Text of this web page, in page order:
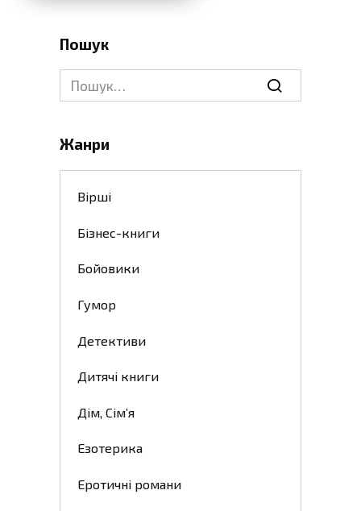
Пошук
Search
for:
Жанри
Вірші
Бізнес-книги
Бойовики
Гумор
Детективи
Дитячі книги
Дім, Сім’я
Езотерика
Еротичні романи